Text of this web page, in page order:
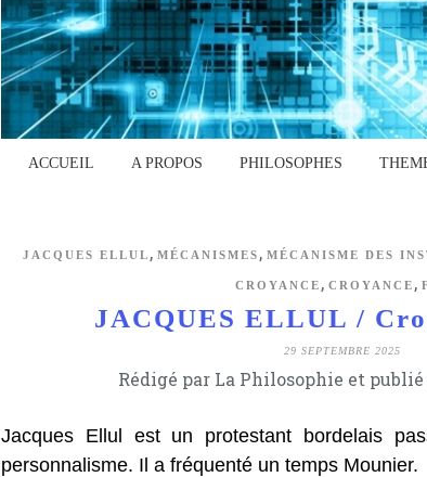
ACCUEIL A PROPOS PHILOSOPHES
JACQUES ELLUL , MÉCANISMES , MÉCANISME DES
CROYANCE , CROYANCE ,
JACQUES ELLUL /
29 SEPTEMBRE 2025
Rédigé par La Philosophie et
Jacques Ellul est un protestant bordelais
personnalisme. Il a fréquenté un temps Mounier.